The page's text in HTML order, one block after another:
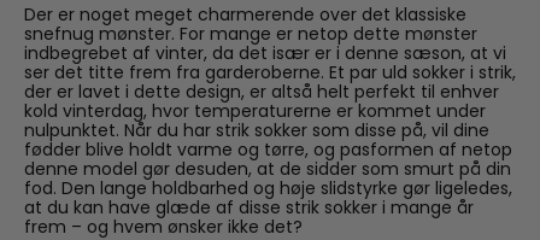
Der er noget meget charmerende over det klassiske
snefnug mønster. For mange er netop dette mønster
indbegrebet af vinter, da det især er i denne sæson, at vi
ser det titte frem fra garderoberne. Et par uld sokker i strik,
der er lavet i dette design, er altså helt perfekt til enhver
kold vinterdag, hvor temperaturerne er kommet under
nulpunktet. Når du har strik sokker som disse på, vil dine
fødder blive holdt varme og tørre, og pasformen af netop
denne model gør desuden, at de sidder som smurt på din
fod. Den lange holdbarhed og høje slidstyrke gør ligeledes,
at du kan have glæde af disse strik sokker i mange år
frem – og hvem ønsker ikke det?